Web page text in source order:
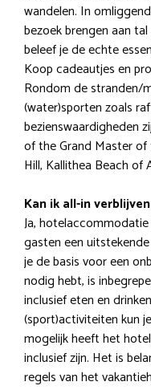
wandelen. In
bezoek brengen aan
beleef je de echte
Koop cadeautjes en
Rondom de stranden/
(water)sporten zoals
bezienswaardigheden
of the Grand Master
Hill, Kallithea Beach of
Kan ik all-in
Ja,
gasten een
je de basis voor een
nodig hebt, is
inclusief eten en
(sport)activiteiten kun
mogelijk heeft het
inclusief zijn. Het is
regels van het